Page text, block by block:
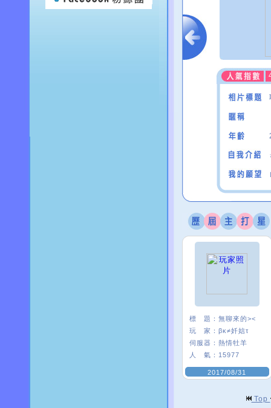
標 題： 無聊來的><
玩 家： βκ≠奷娮τ
伺服器： 熱情牡羊
人 氣： 15977
2017/08/31
Top